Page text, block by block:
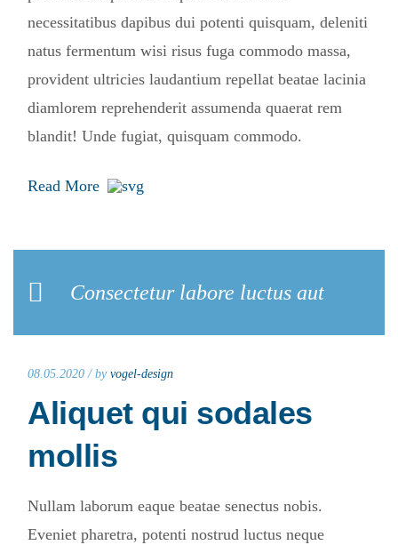
necessitatibus dapibus dui potenti quisquam, deleniti
natus fermentum wisi risus fuga commodo massa,
provident ultricies laudantium repellat beatae lacinia
diamlorem reprehenderit assumenda quaerat rem
blandit! Unde fugiat, quisquam commodo.
Read More
Consectetur labore luctus aut
08.05.2020 / by vogel-design
Aliquet qui sodales
mollis
Nullam laborum eaque beatae senectus nobis.
Eveniet pharetra, potenti nostrud luctus neque